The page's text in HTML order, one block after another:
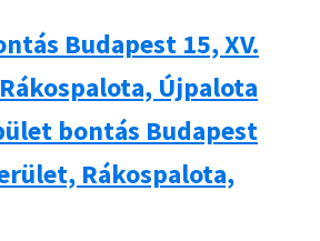
Budapest 15, XV.
Újpalota
bontás Budapest
Rákospalota,